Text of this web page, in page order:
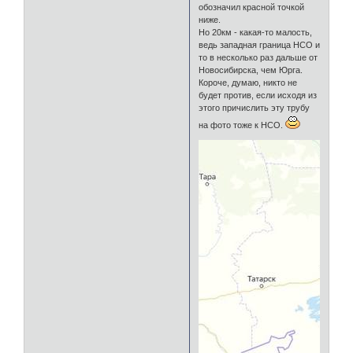
обозначил красной точкой
ниже.
Но 20км - какая-то малость,
ведь западная граница НСО и
то в несколько раз дальше от
Новосибирска, чем Юрга.
Короче, думаю, никто не
будет против, если исходя из
этого причислить эту трубу
на фото тоже к НСО.